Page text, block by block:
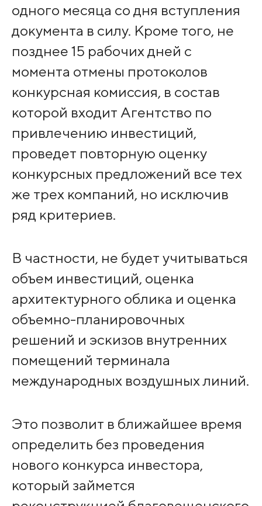
одного месяца со дня вступления
документа в силу. Кроме того, не
позднее 15 рабочих дней с
момента отмены протоколов
конкурсная комиссия, в состав
которой входит Агентство по
привлечению инвестиций,
проведет повторную оценку
конкурсных предложений все тех
же трех компаний, но исключив
ряд критериев.
В частности, не будет учитываться
объем инвестиций, оценка
архитектурного облика и оценка
объемно-планировочных
решений и эскизов внутренних
помещений терминала
международных воздушных линий.
Это позволит в ближайшее время
определить без проведения
нового конкурса инвестора,
который займется